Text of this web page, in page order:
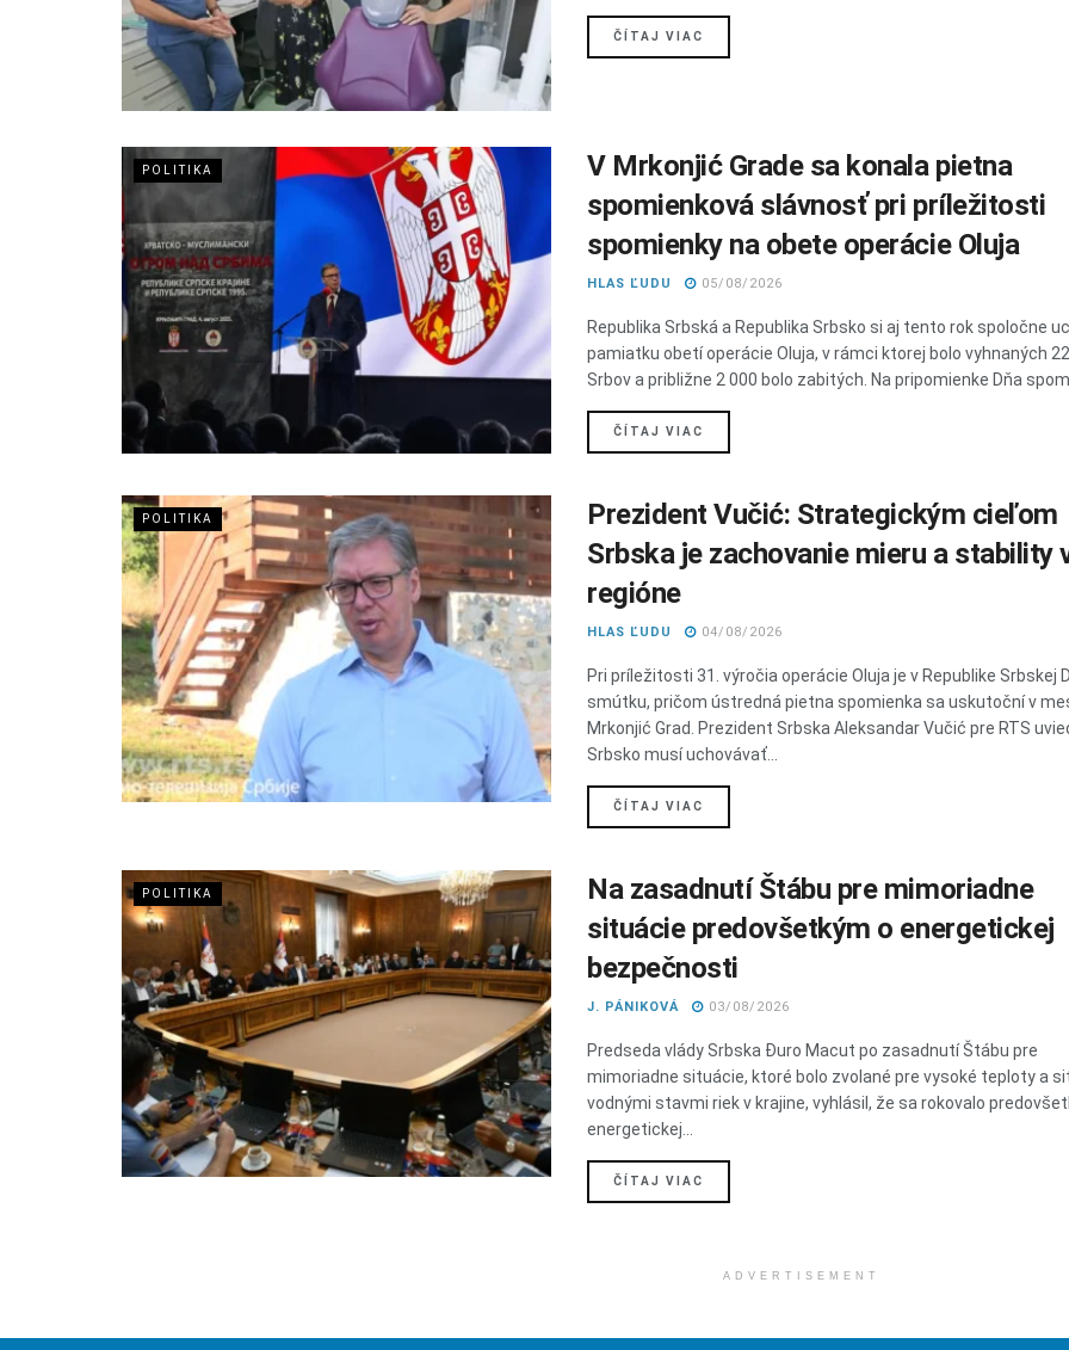
ČÍTAJ VIAC
POLITIKA
V Mrkonjić Grade sa konala pietna
spomienková slávnosť pri príležitosti
spomienky na obete operácie Oluja
HLAS ĽUDU 05/08/2026
Republika Srbská a Republika Srbsko si aj tento rok spoločne
pamiatku obetí operácie Oluja, v rámci ktorej bolo vyhnaných
Srbov a približne 2 000 bolo zabitých. Na pripomienke Dňa
ČÍTAJ VIAC
POLITIKA
Prezident Vučić: Strategickým cieľom
Srbska je zachovanie mieru a stability
regióne
HLAS ĽUDU 04/08/2026
Pri príležitosti 31. výročia operácie Oluja je v Republike Srbskej
smútku, pričom ústredná pietna spomienka sa uskutoční v
Mrkonjić Grad. Prezident Srbska Aleksandar Vučić pre RTS
Srbsko musí uchovávať...
ČÍTAJ VIAC
POLITIKA
Na zasadnutí Štábu pre mimoriadne
situácie predovšetkým o energetickej
bezpečnosti
J. PÁNIKOVÁ 03/08/2026
Predseda vlády Srbska Đuro Macut po zasadnutí Štábu pre
mimoriadne situácie, ktoré bolo zvolané pre vysoké teploty a
vodnými stavmi riek v krajine, vyhlásil, že sa rokovalo
energetickej...
ČÍTAJ VIAC
ADVERTISEMENT